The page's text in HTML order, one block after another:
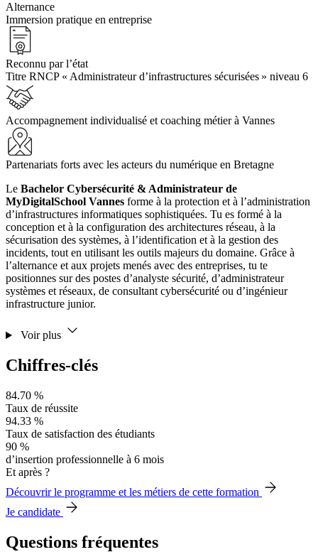
Alternance
Immersion pratique en entreprise
Reconnu par l’état
Titre RNCP « Administrateur d’infrastructures sécurisées » niveau 6
Accompagnement individualisé et coaching métier à Vannes
Partenariats forts avec les acteurs du numérique en Bretagne
Le Bachelor Cybersécurité & Administrateur de
MyDigitalSchool Vannes forme à la protection et à l’administration
d’infrastructures informatiques sophistiquées. Tu es formé à la
conception et à la configuration des architectures réseau, à la
sécurisation des systèmes, à l’identification et à la gestion des
incidents, tout en utilisant les outils majeurs du domaine. Grâce à
l’alternance et aux projets menés avec des entreprises, tu te
positionnes sur des postes d’analyste sécurité, d’administrateur
systèmes et réseaux, de consultant cybersécurité ou d’ingénieur
infrastructure junior.
Voir plus
Chiffres-clés
84.70 %
Taux de réussite
94.33 %
Taux de satisfaction des étudiants
90 %
d’insertion professionnelle à 6 mois
Et après ?
Découvrir le programme et les métiers de cette formation
Je candidate
Questions fréquentes